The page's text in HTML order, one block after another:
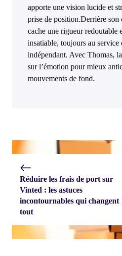
apporte une vision lucide et
prise de position.Derrière son
cache une rigueur redoutable
insatiable, toujours au service
indépendant. Avec Thomas,
sur l’émotion pour mieux
mouvements de fond.
Réduire les frais de port sur
Vinted : les astuces
incontournables qui changent
tout